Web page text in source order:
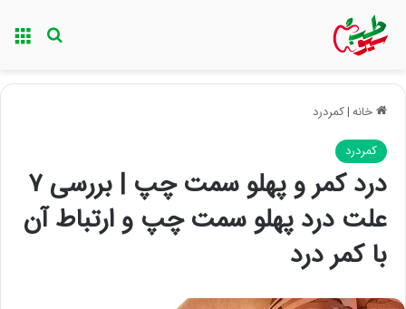
خانه|کمردرد
کمردرد
درد کمر و پهلو سمت چپ | بررسی ۷
علت درد پهلو سمت چپ و ارتباط آن
با کمر درد